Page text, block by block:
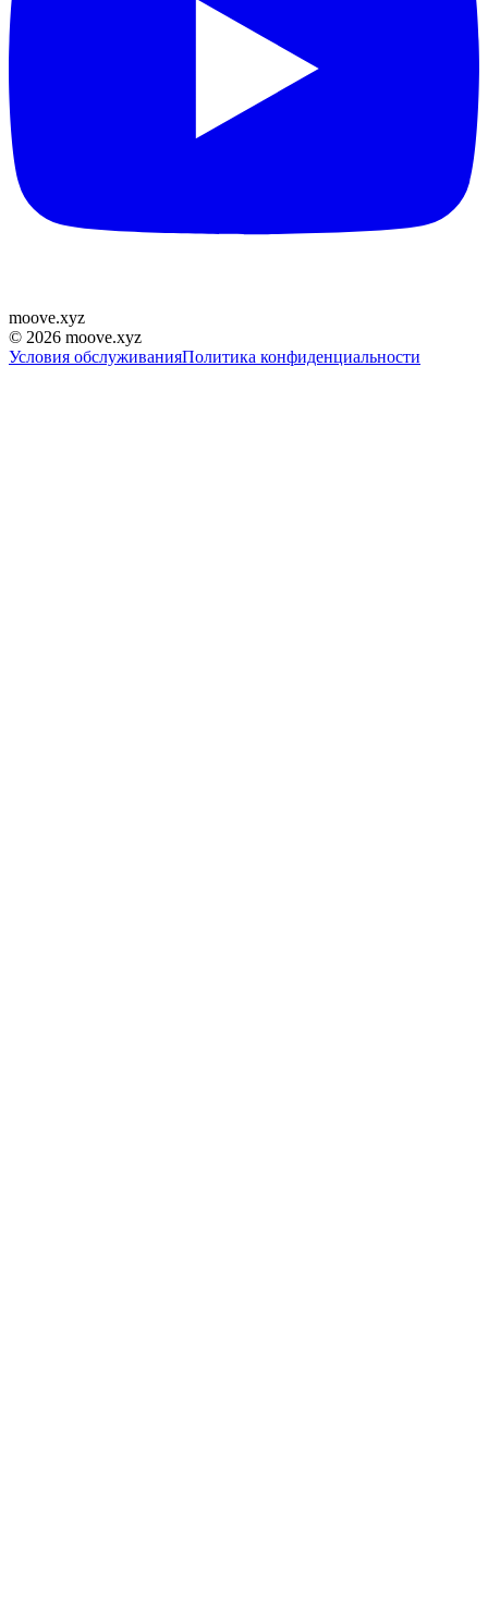
moove.xyz
© 2026 moove.xyz
Условия обслуживанияПолитика конфиденциальности